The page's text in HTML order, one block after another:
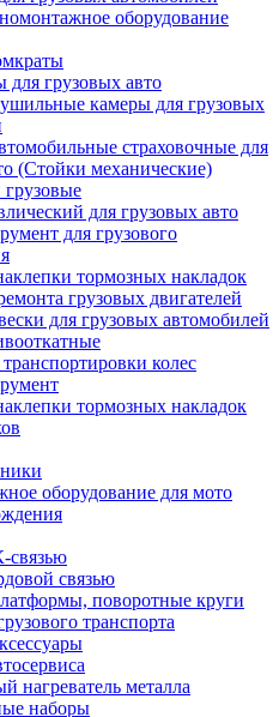
оборудование
для грузовых авто
камеры для грузовых
страховочные для
(Стойки механические)
для грузовых авто
для грузового
тормозных накладок
грузовых двигателей
для грузовых автомобилей
колес
тормозных накладок
оборудование для мото
связью
связью
поворотные круги
транспорта
нагреватель металла
наборы